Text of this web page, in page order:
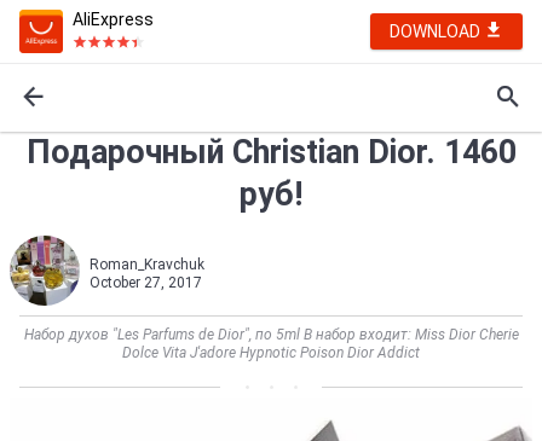
AliExpress
DOWNLOAD
Подарочный Christian Dior. 1460
руб!
Roman_Kravchuk
October 27, 2017
Набор духов "Les Parfums de Dior", по 5ml В набор входит: Miss Dior Cherie
Dolce Vita J'adore Hypnotic Poison Dior Addict